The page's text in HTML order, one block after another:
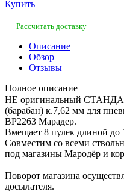
Купить
Рассчитать доставку
Описание
Обзор
Отзывы
Полное описание
НЕ оригинальный
(барабан) к.7,62 мм для
ВР2263 Марадер.
Вмещает 8 пулек длиной до
Совместим со всеми
под магазины Мародёр и
Поворот магазина
досылателя.